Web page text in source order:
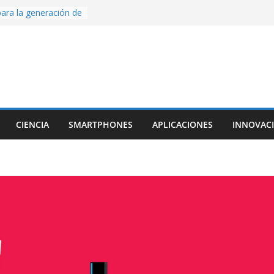
la generación de
con Inteligencia
una app
una
CIENCIA SMARTPHONES APLICACIONES